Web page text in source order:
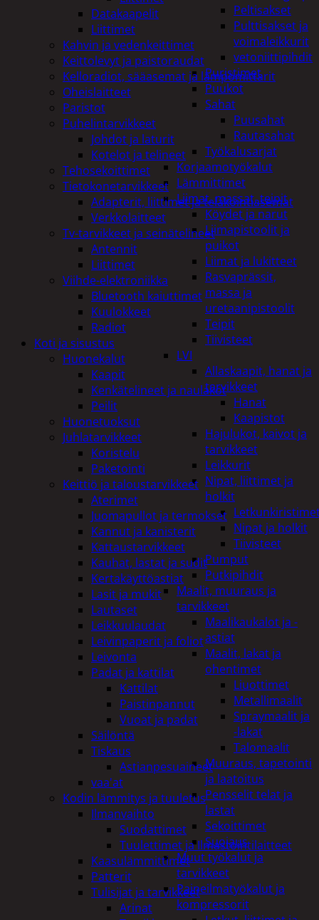
Peltisakset
Pulttisakset ja
voimaleikkurit
vetoniittipihdit
Puristimet
Puukot
Sahat
Puusahat
Rautasahat
Työkalusarjat
Korjaamotyökalut
Lämmittimet
Liimat, massat, teipit
Köydet ja narut
Liimapistoolit ja
puikot
Liimat ja lukitteet
Rasvaprässit,
massa ja
uretaanipistoolit
Teipit
Tiivisteet
LVI
Allaskaapit, hanat ja
tarvikkeet
Hanat
Kaapistot
Hajulukot, kaivot ja
tarvikkeet
Leikkurit
Nipat, liittimet ja
holkit
Nipat ja holkit
Tiivisteet
Pumput
Putkipihdit
Maalit, muuraus ja
tarvikkeet
Maalikaukalot ja -
astiat
Maalit, lakat ja
ohentimet
Liuottimet
Metallimaalit
Spraymaalit ja
-lakat
Talomaalit
Muuraus, tapetointi
ja laatoitus
Pensselit telat ja
lastat
Sekoittimet
Suojaus
Muut työkalut ja
tarvikkeet
Paineilmatyökalut ja
kompressorit
Datakaapelit
Liittimet
Kahvin ja vedenkeittimet
Keittolevyt ja paistoraudat
Kelloradiot, sääasemat ja lämpömittarit
Oheislaitteet
Paristot
Puhelintarvikkeet
Johdot ja laturit
Kotelot ja telineet
Tehosekoittimet
Tietokonetarvikkeet
Adapterit, liittimet ja telakointiasemat
Verkkolaitteet
Tv-tarvikkeet ja seinätelineet
Antennit
Liittimet
Viihde-elektroniikka
Bluetooth kaiuttimet
Kuulokkeet
Radiot
Koti ja sisustus
Huonekalut
Kaapit
Kenkätelineet ja naulakot
Peilit
Huonetuoksut
Juhlatarvikkeet
Koristelu
Paketointi
Keittiö ja taloustarvikkeet
Aterimet
Juomapullot ja termokset
Kannut ja kanisterit
Kattaustarvikkeet
Kauhat, lastat ja sudit
Kertakäyttöastiat
Lasit ja mukit
Lautaset
Leikkuulaudat
Leivinpaperit ja foliot
Leivonta
Padat ja kattilat
Kattilat
Paistinpannut
Vuoat ja padat
Säilöntä
Tiskaus
Astianpesuaineet
vaa'at
Kodin lämmitys ja tuuletus
Ilmanvaihto
Suodattimet
Tuulettimet ja Ilmastointilaitteet
Kaasulämmittimet
Patterit
Tulisijat ja tarvikkeet
Arinat